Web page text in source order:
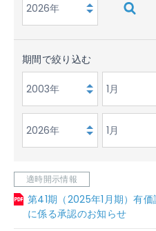
期間で絞り込む
適時開示情報
第41期（2025年1月期）有
に係る承認のお知らせ